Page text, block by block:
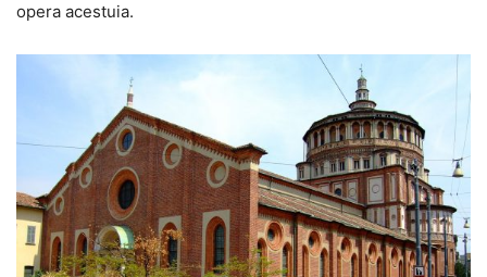
opera acestuia.